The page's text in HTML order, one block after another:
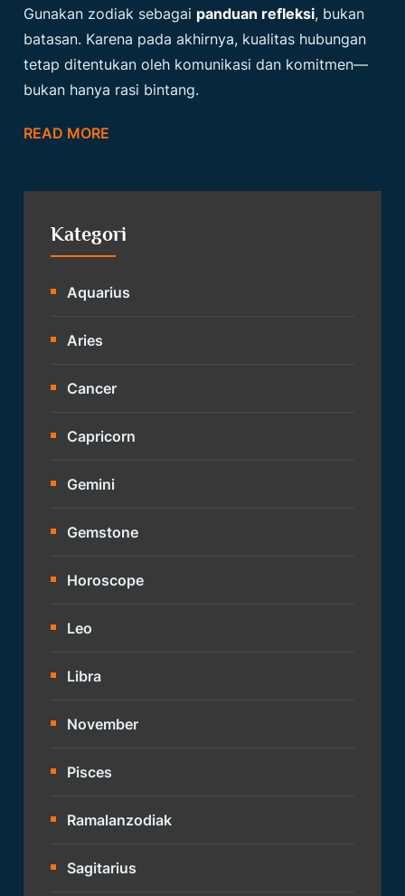
Gunakan zodiak sebagai panduan refleksi, bukan
batasan. Karena pada akhirnya, kualitas hubungan
tetap ditentukan oleh komunikasi dan komitmen—
bukan hanya rasi bintang.
READ MORE
Kategori
Aquarius
Aries
Cancer
Capricorn
Gemini
Gemstone
Horoscope
Leo
Libra
November
Pisces
Ramalanzodiak
Sagitarius